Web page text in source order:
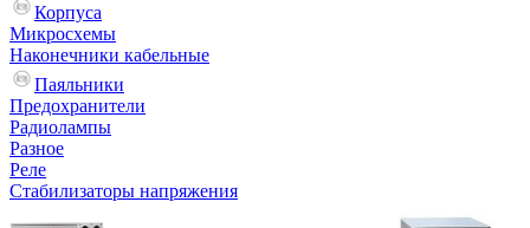
Корпуса
Микросхемы
Наконечники кабельные
Паяльники
Предохранители
Радиолампы
Разное
Реле
Стабилизаторы напряжения